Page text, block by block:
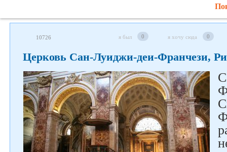
10726 я был 0 я хочу сюда 0
Церковь Сан-Луиджи-деи-Франчези,